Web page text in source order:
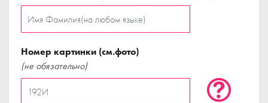
Номер картинки (см.фото)
(не обязательно)